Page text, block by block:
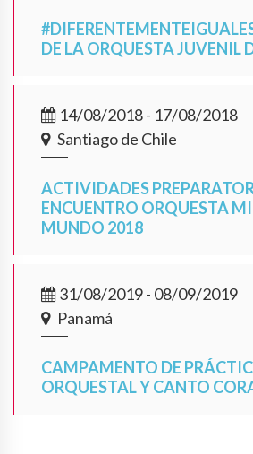
DE LA ORQUESTA JUVENIL
14/08/2018 - 17/08/2018
Santiago de Chile
ACTIVIDADES
ENCUENTRO ORQUESTA
MUNDO 2018
31/08/2019 - 08/09/2019
Panamá
CAMPAMENTO DE
ORQUESTAL Y CANTO